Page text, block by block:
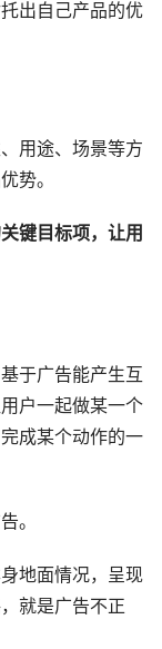
出自己产品的优
用途、场景等方
势。
键目标项，让用
于广告能产生互
户一起做某一个
成某个动作的一
。
地面情况，呈现
就是广告不正